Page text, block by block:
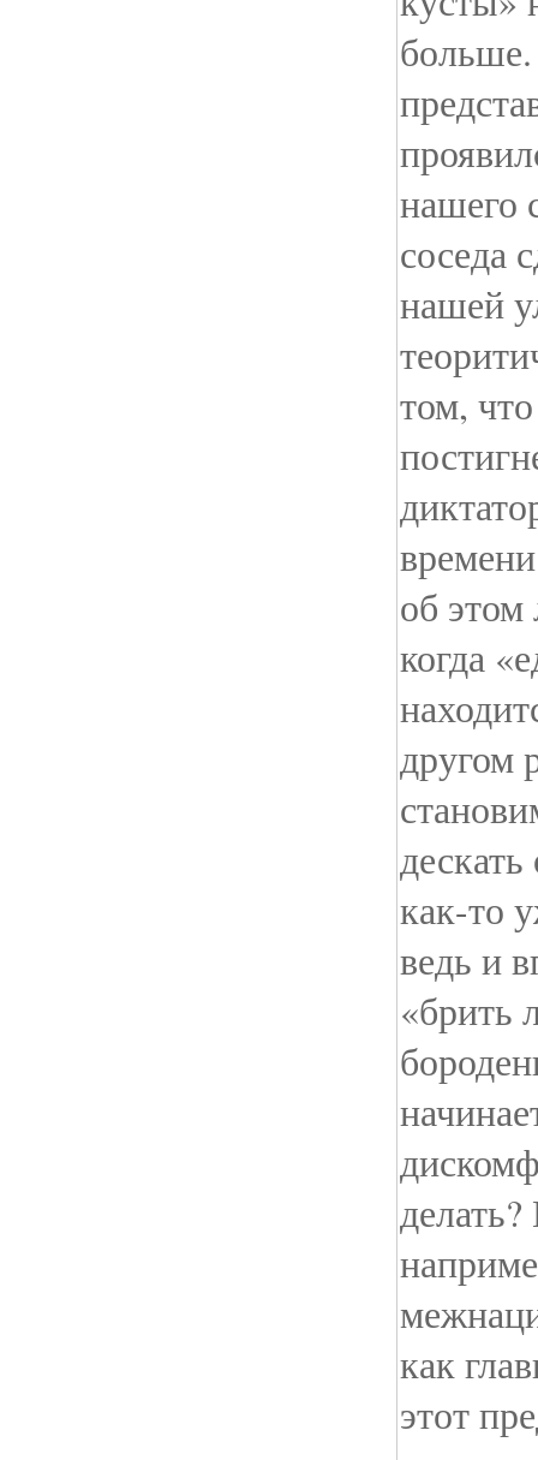
нашего
соседа
нашей
том,
об этом
когда
другом
как-то
ведь и
«брить
как
этот